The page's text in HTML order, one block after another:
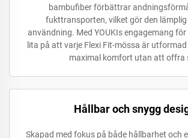
bambufiber förbättrar
fukttransporten, vilket gör den
användning. Med YOUKIs engagemang
lita på att varje Flexi Fit-mössa är
maximal komfort utan att offra
Hållbar och snygg
Skapad med fokus på både hållbarhet och